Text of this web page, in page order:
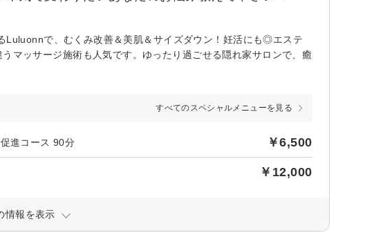
で、むくみ改善＆美肌＆サイズダウン！妊活にも◎エステ
マッサージ施術も人気です。ゆったり過ごせる隠れ家サロンで、癒
すべてのスペシャルメニューを見る
進コース 90分 ￥6,500
￥12,000
情報を表示